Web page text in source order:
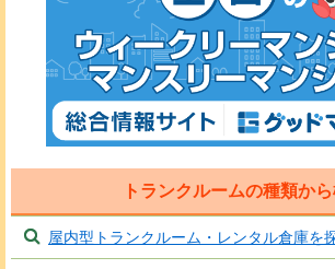
トランクルームの種類か
屋内型トランクルーム・レンタル倉庫を